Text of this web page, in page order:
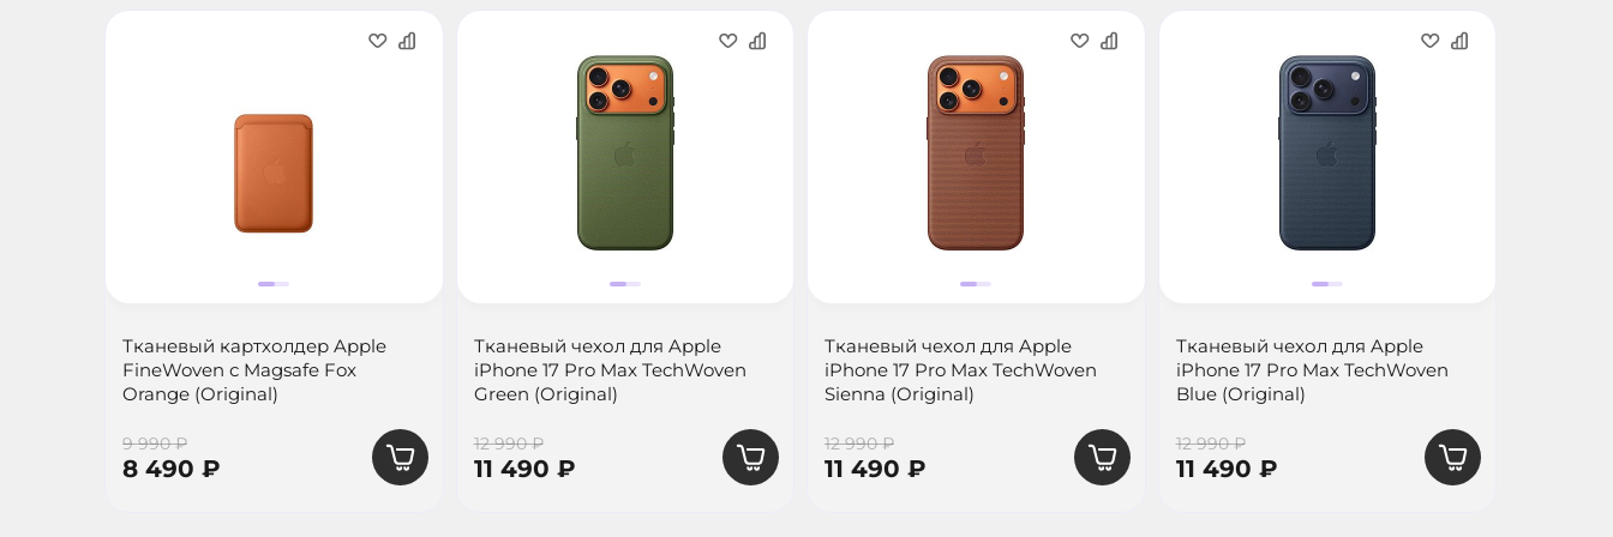
Тканевый картхолдер Apple
FineWoven с Magsafe Fox
Orange (Original)
9 990 ₽
8 490 ₽
Тканевый чехол для Apple
iPhone 17 Pro Max TechWoven
Green (Original)
12 990 ₽
11 490 ₽
Тканевый чехол для Apple
iPhone 17 Pro Max TechWoven
Sienna (Original)
12 990 ₽
11 490 ₽
Тканевый чехол для Apple
iPhone 17 Pro Max TechWoven
Blue (Original)
12 990 ₽
11 490 ₽